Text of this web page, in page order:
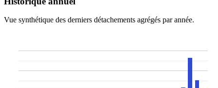
Vue synthétique des derniers détachements agrégés par année.